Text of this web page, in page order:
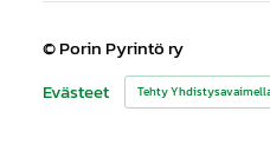
©Porin Pyrintö ry
Evästeet
Tehty